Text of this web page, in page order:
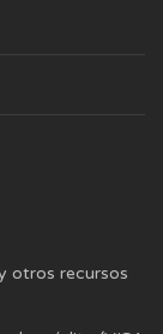
otros recursos